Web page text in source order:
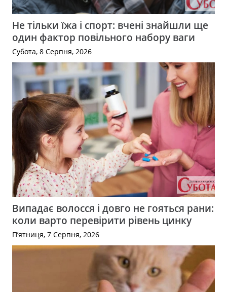
Не тільки їжа і спорт: вчені знайшли ще
один фактор повільного набору ваги
Субота, 8 Серпня, 2026
Випадає волосся і довго не гояться рани:
коли варто перевірити рівень цинку
П’ятниця, 7 Серпня, 2026